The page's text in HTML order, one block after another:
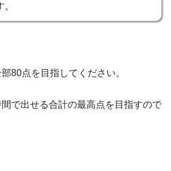
。
80点を目指してください。
で出せる合計の最高点を目指すので